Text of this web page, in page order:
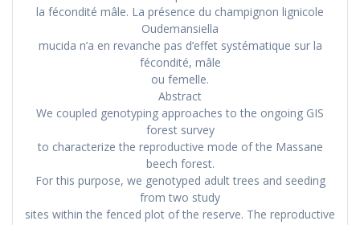
la fécondité mâle. La présence du champignon lignicole
Oudemansiella
mucida n’a en revanche pas d’effet systématique sur la
fécondité, mâle
ou femelle.
Abstract
We coupled genotyping approaches to the ongoing GIS
forest survey
to characterize the reproductive mode of the Massane
beech forest.
For this purpose, we genotyped adult trees and seeding
from two study
sites within the fenced plot of the reserve. The reproductive